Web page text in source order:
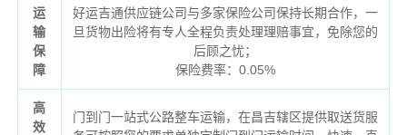
运
输
保
障
好运吉通供应链公司与多家保险公司保持长期合作，一
旦货物出险将有专人全程负责处理理赔事宜，免除您的
后顾之忧；
保险费率：0.05%
高
效
门到门一站式公路整车运输，在昌吉辖区提供取送货服